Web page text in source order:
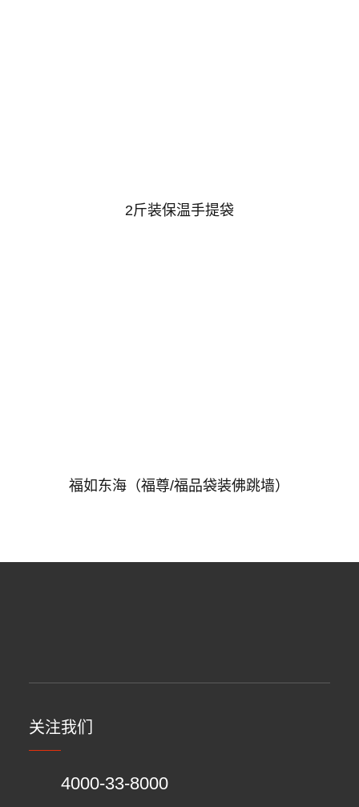
2斤装保温手提袋
福如东海（福尊/福品袋装佛跳墙）
关注我们
4000-33-8000